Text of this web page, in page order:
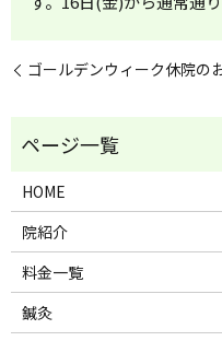
ゴールデンウィーク休院の
HOME
院紹介
料金一覧
鍼灸